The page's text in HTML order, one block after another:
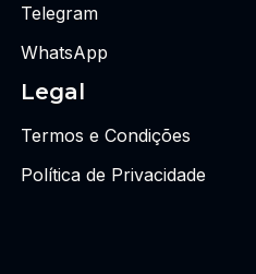
Telegram
WhatsApp
Legal
Termos e Condições
Política de Privacidade